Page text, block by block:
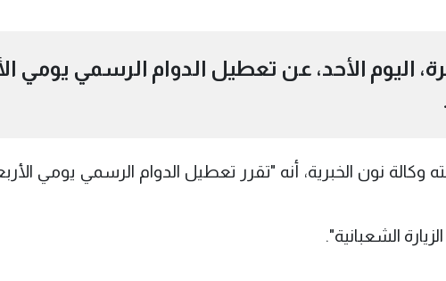
اليوم الأحد، عن تعطيل الدوام الرسمي يومي
وكالة نون الخبرية، أنه "تقرر تعطيل الدوام الرسمي يومي
الشعبانية".